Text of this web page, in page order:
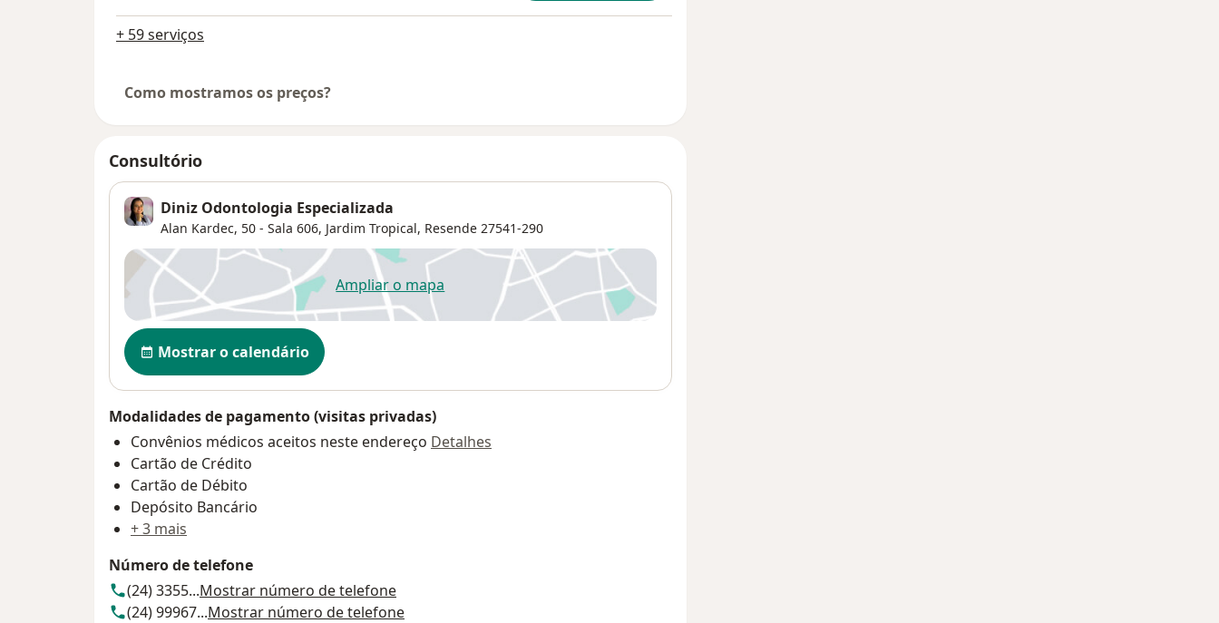
+ 59 serviços
Como mostramos os preços?
Consultório
Diniz Odontologia Especializada
Alan Kardec, 50 - Sala 606, Jardim Tropical, Resende 27541-290
Ampliar o mapaabre num novo separador
Disponibilidade
Mostrar o calendário
Modalidades de pagamento (visitas privadas)
Convênios médicos aceitos neste endereço Detalhes
Cartão de Crédito
Cartão de Débito
Depósito Bancário
+ 3 mais
Número de telefone
(24) 3355...Mostrar número de telefone
(24) 99967...Mostrar número de telefone